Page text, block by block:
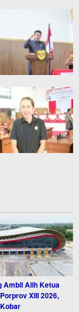
Ambil Alih Ketua
XIII 2026,